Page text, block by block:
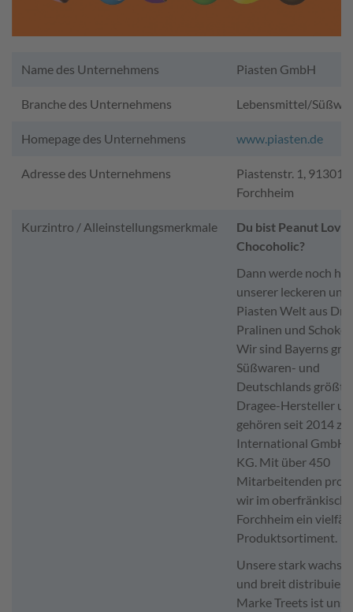
Name des Unternehmens Piasten GmbH
Branche des Unternehmens Lebensmittel/
Homepage des Unternehmens www.piasten.de
Adresse des Unternehmens
Piastenstr. 1, 91301
Forchheim
Kurzintro / Alleinstellungsmerkmale
Du bist Peanut
Chocoholic?
Dann werde noch
unserer leckeren
Piasten Welt aus
Pralinen und
Wir sind Bayerns
Süßwaren- und
Deutschlands
Dragee-Hersteller
gehören seit 2014
International GmbH
KG. Mit über 450
Mitarbeitenden
wir im
Forchheim ein
Produktsortiment.
Unsere stark
und breit
Marke Treets ist